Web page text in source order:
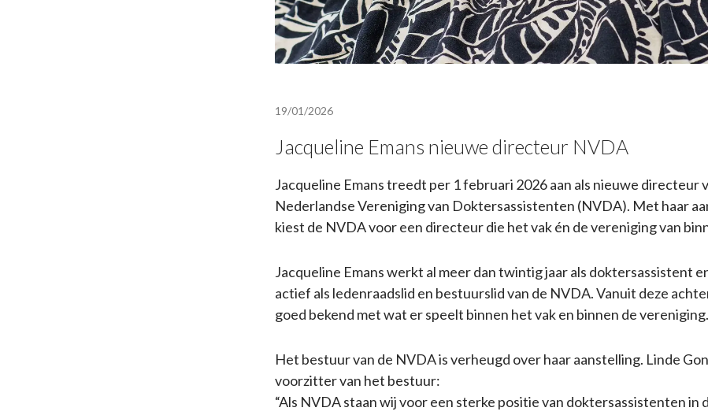
19/01/2026
Jacqueline Emans nieuwe directeur NVDA
Jacqueline Emans treedt per 1 februari 2026 aan als nieuwe directeur
Nederlandse Vereniging van Doktersassistenten (NVDA). Met haar
kiest de NVDA voor een directeur die het vak én de vereniging van
Jacqueline Emans werkt al meer dan twintig jaar als doktersassistent
actief als ledenraadslid en bestuurslid van de NVDA. Vanuit deze
goed bekend met wat er speelt binnen het vak en binnen de vereniging.
Het bestuur van de NVDA is verheugd over haar aanstelling. Linde
voorzitter van het bestuur:
“Als NVDA staan wij voor een sterke positie van doktersassistenten in